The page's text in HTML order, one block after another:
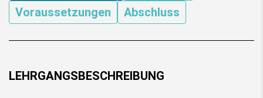
Alle Blogeinträge
Voraussetzungen
Abschluss
LEHRGANGSBESCHREIBUNG